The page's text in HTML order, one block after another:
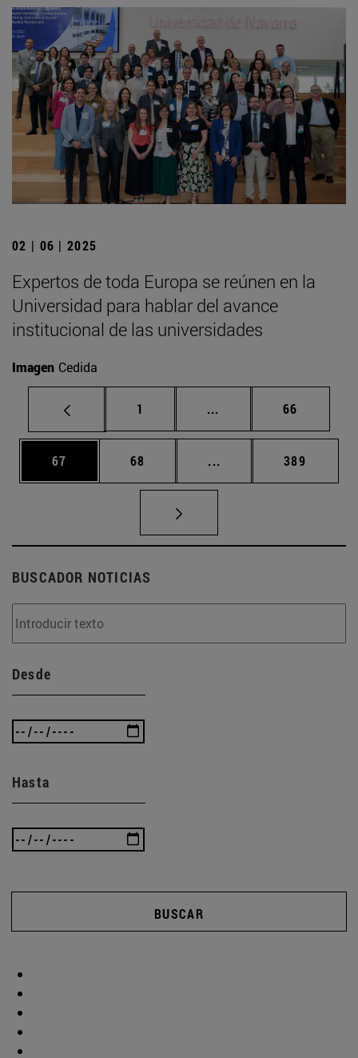
02 | 06 | 2025
Expertos de toda Europa se reúnen en la
Universidad para hablar del avance
institucional de las universidades
Imagen Cedida
Página
1 ... Páginas intermedias
Página
66
Página
67 Página
68 ... Páginas intermedias
Página
389
BUSCADOR NOTICIAS
Desde
Hasta
BUSCAR